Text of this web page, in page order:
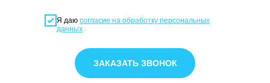
Я даю согласие на обработку персональных
данных
ЗАКАЗАТЬ ЗВОНОК